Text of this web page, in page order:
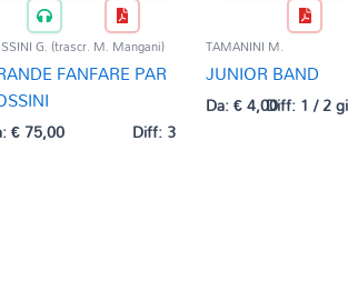
G. (trascr. M. Mangani)
FANFARE PAR
€75,00 Diff: 3
TAMANINI M.
JUNIOR BAND
Da:€4,00Diff: 1 / 2